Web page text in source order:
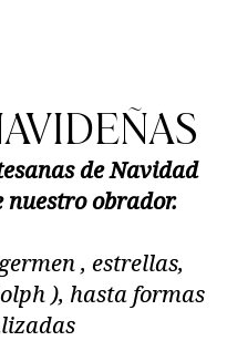
de Navidad
nuestro obrador.
, estrellas,
), hasta formas